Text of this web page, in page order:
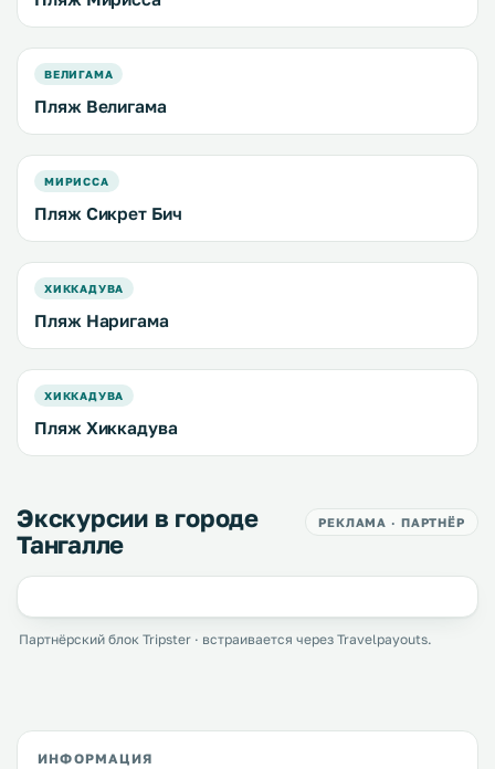
ВЕЛИГАМА
Пляж Велигама
МИРИССА
Пляж Сикрет Бич
ХИККАДУВА
Пляж Наригама
ХИККАДУВА
Пляж Хиккадува
Экскурсии в городе
Тангалле
РЕКЛАМА · ПАРТНЁР
Партнёрский блок Tripster · встраивается через Travelpayouts.
ИНФОРМАЦИЯ